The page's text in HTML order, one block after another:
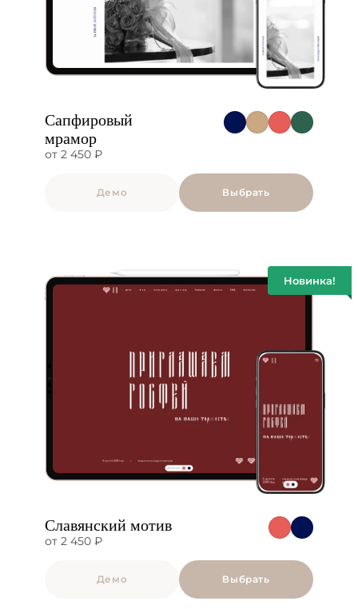
Сапфировый
мрамор
от 2 450 ₽
Демо Выбрать
Новинка!
Славянский мотив
от 2 450 ₽
Демо Выбрать